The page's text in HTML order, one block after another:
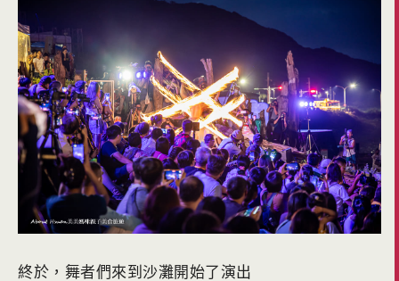
終於，舞者們來到沙灘開始了演出